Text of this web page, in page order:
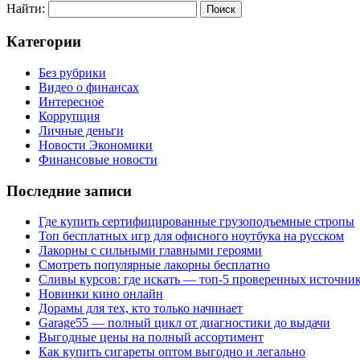
Найти:
Категории
Без рубрики
Видео о финансах
Интересное
Коррупция
Личные деньги
Новости Экономики
Финансовые новости
Последние записи
Где купить сертифицированные грузоподъемные стропы
Топ бесплатных игр для офисного ноутбука на русском
Лакорны с сильными главными героями
Смотреть популярные лакорны бесплатно
Сливы курсов: где искать — топ-5 проверенных
Новинки кино онлайн
Дорамы для тех, кто только начинает
Garage55 — полный цикл от диагностики до выдачи
Выгодные цены на полный ассортимент
Как купить сигареты оптом выгодно и легально